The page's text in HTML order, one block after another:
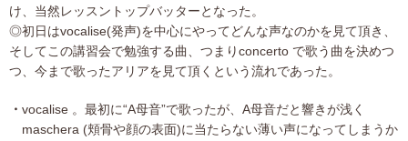
け、当然レッスントップバッターとなった。
◎初日はvocalise(発声)を中心にやってどんな声なのかを見て頂き、
そしてこの講習会で勉強する曲、つまりconcerto で歌う曲を決めつ
つ、今まで歌ったアリアを見て頂くという流れであった。
vocalise 。最初に“A母音”で歌ったが、A母音だと響きが浅く
maschera (頬骨や顔の表面)に当たらない薄い声になってしまうか